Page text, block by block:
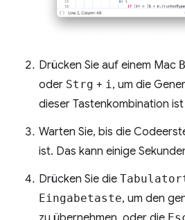
Drücken Sie auf einem Mac
oder Strg + i , um die
dieser Tastenkombination ist
Warten Sie, bis die
ist. Das kann einige
Drücken Sie die
Eingabetaste, um den